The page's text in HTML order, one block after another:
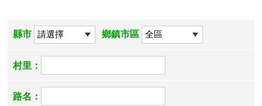
縣市 鄉鎮市區
村里：
路名：